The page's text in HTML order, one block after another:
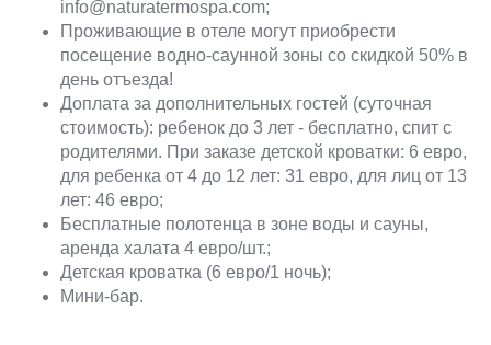
info@naturatermospa.com;
Проживающие в отеле могут приобрести
посещение водно-саунной зоны со скидкой 50% в
день отъезда!
Доплата за дополнительных гостей (суточная
стоимость): ребенок до 3 лет - бесплатно, спит с
родителями. При заказе детской кроватки: 6 евро,
для ребенка от 4 до 12 лет: 31 евро, для лиц от 13
лет: 46 евро;
Бесплатные полотенца в зоне воды и сауны,
аренда халата 4 евро/шт.;
Детская кроватка (6 евро/1 ночь);
Мини-бар.